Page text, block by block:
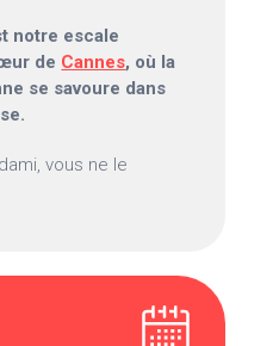
notre escale
de Cannes, où la
se savoure dans
vous ne le